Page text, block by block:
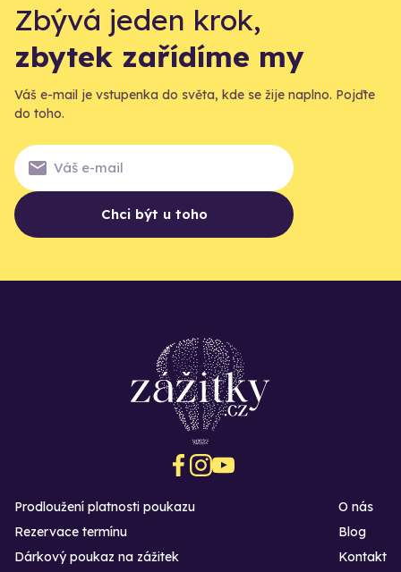
Zbývá jeden krok,
zbytek zařídíme my
Váš e-mail je vstupenka do světa, kde se žije naplno. Pojďte
do toho.
Chci být u toho
Prodloužení platnosti poukazu
Rezervace termínu
Dárkový poukaz na zážitek
O nás
Blog
Kontakt